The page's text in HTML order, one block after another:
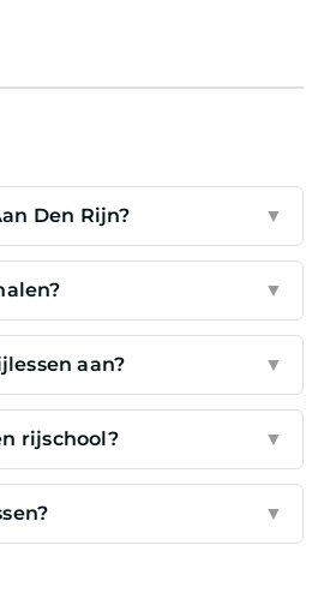
Den Rijn? ▼
▼
aan? ▼
rijschool? ▼
▼